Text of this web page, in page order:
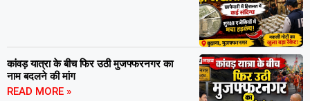
कांवड़ यात्रा के बीच फिर उठी मुजफ्फरनगर का
नाम बदलने की मांग
READ MORE »